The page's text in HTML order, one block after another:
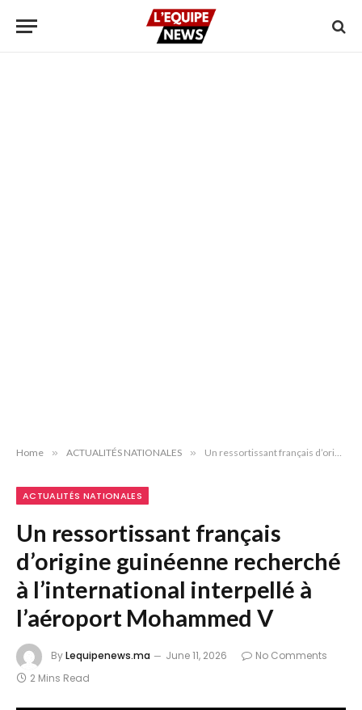
Home » ACTUALITÉS NATIONALES » Un ressortissant français d’origine guinéenne recherché à l’international interpellé à l’aéroport Mohammed V
ACTUALITÉS NATIONALES
Un ressortissant français
d’origine guinéenne recherché
à l’international interpellé à
l’aéroport Mohammed V
ByLequipenews.ma June 11, 2026
No Comments
2 Mins Read